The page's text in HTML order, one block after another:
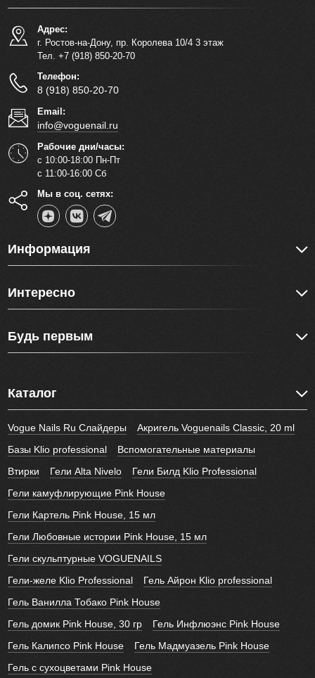
Адрес:
г. Ростов-на-Дону, пр. Королева 10/4 3 этаж
Тел. +7 (918) 850-20-70
Телефон:
8 (918) 850-20-70
Email:
info@voguenail.ru
Рабочие дни/часы:
с 10:00-18:00 Пн-Пт
с 11:00-16:00 Сб
Мы в соц. сетях:
Информация
Интересно
Будь первым
Каталог
Vogue Nails Ru Слайдеры
Акригель Voguenails Classic, 20 ml
Базы Klio professional
Вспомогательные материалы
Втирки
Гели Alta Nivelo
Гели Билд Klio Professional
Гели камуфлирующие Pink House
Гели Картель Pink House, 15 мл
Гели Любовные истории Pink House, 15 мл
Гели скульптурные VOGUENAILS
Гели-желе Klio Professional
Гель Айрон Klio professional
Гель Ванилла Тобако Pink House
Гель домик Pink House, 30 гр
Гель Инфлюэнс Pink House
Гель Калипсо Pink House
Гель Мадмуазель Pink House
Гель с сухоцветами Pink House